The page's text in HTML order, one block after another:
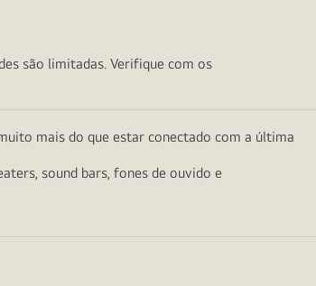
são limitadas. Verifique com os
mais do que estar conectado com a última
sound bars, fones de ouvido e